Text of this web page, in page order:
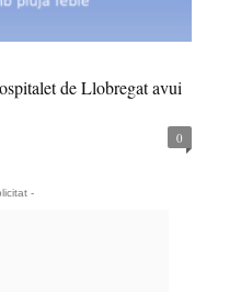
de Llobregat avui
0
-